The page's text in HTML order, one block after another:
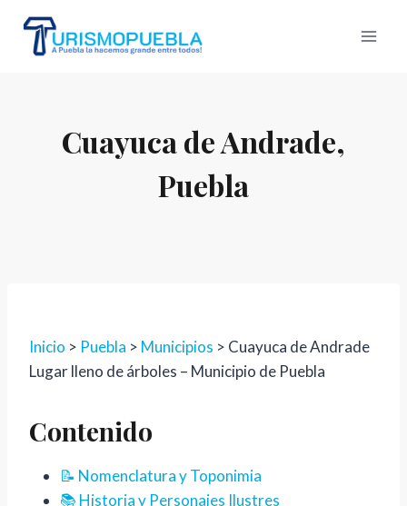
content
Cuayuca de Andrade,
Puebla
Inicio > Puebla > Municipios > Cuayuca de Andrade
Lugar lleno de árboles – Municipio de Puebla
Contenido
📝 Nomenclatura y Toponimia
📚 Historia y Personajes Ilustres